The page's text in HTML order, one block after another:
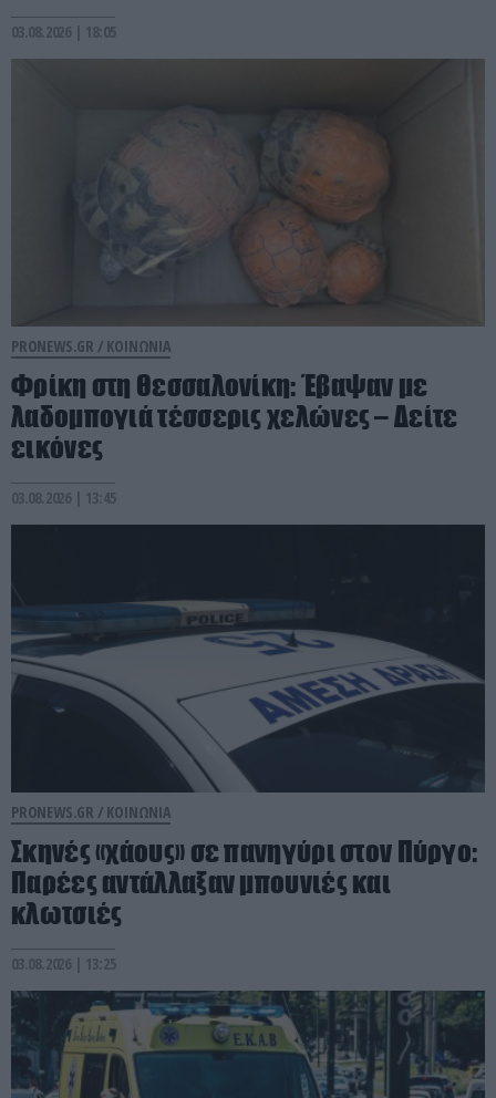
03.08.2026 | 18:05
PRONEWS.GR / ΚΟΙΝΩΝΙΑ
Φρίκη στη Θεσσαλονίκη: Έβαψαν με
λαδομπογιά τέσσερις χελώνες – Δείτε
εικόνες
03.08.2026 | 13:45
PRONEWS.GR / ΚΟΙΝΩΝΙΑ
Σκηνές «χάους» σε πανηγύρι στον Πύργο:
Παρέες αντάλλαξαν μπουνιές και
κλωτσιές
03.08.2026 | 13:25